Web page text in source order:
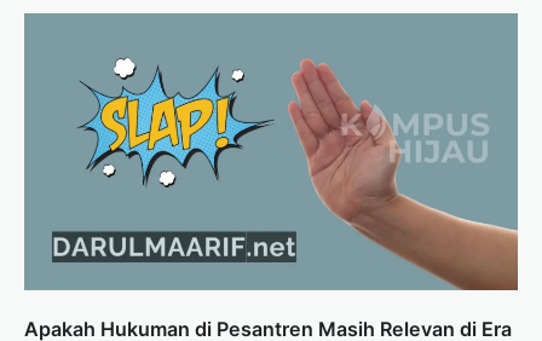
Apakah Hukuman di Pesantren Masih Relevan di Era